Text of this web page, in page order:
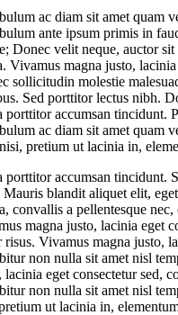
ac diam sit amet quam
ante ipsum primis in
Donec velit neque, auctor
Vivamus magna justo,
sollicitudin molestie
Sed porttitor lectus nibh.
porttitor accumsan tincidunt.
ac diam sit amet quam
pretium ut lacinia in,
porttitor accumsan tincidunt.
blandit aliquet elit,
convallis a pellentesque
magna justo, lacinia eget
risus. Vivamus magna justo,
non nulla sit amet nisl
lacinia eget consectetur sed,
non nulla sit amet nisl
ut lacinia in,